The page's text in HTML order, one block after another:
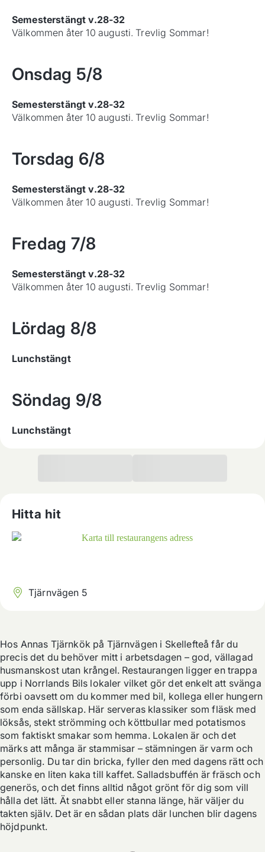
Semesterstängt v.28-32
Välkommen åter 10 augusti. Trevlig Sommar!
Onsdag 5/8
Semesterstängt v.28-32
Välkommen åter 10 augusti. Trevlig Sommar!
Torsdag 6/8
Semesterstängt v.28-32
Välkommen åter 10 augusti. Trevlig Sommar!
Fredag 7/8
Semesterstängt v.28-32
Välkommen åter 10 augusti. Trevlig Sommar!
Lördag 8/8
Lunchstängt
Söndag 9/8
Lunchstängt
Hitta hit
Tjärnvägen 5
Hos Annas Tjärnkök på Tjärnvägen i Skellefteå får du
precis det du behöver mitt i arbetsdagen – god, vällagad
husmanskost utan krångel. Restaurangen ligger en trappa
upp i Norrlands Bils lokaler vilket gör det enkelt att svänga
förbi oavsett om du kommer med bil, kollega eller hungern
som enda sällskap. Här serveras klassiker som fläsk med
löksås, stekt strömming och köttbullar med potatismos
som faktiskt smakar som hemma. Lokalen är och det
märks att många är stammisar – stämningen är varm och
personlig. Du tar din bricka, fyller den med dagens rätt och
kanske en liten kaka till kaffet. Salladsbuffén är fräsch och
generös, och det finns alltid något grönt för dig som vill
hålla det lätt. Ät snabbt eller stanna länge, här väljer du
takten själv. Det är en sådan plats där lunchen blir dagens
höjdpunkt.